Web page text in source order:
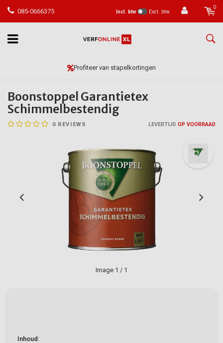
085-0666375 Incl. btw Excl. btw
0
Vóór 23:59 besteld, morgen in huis*
Boonstoppel Garantietex
Schimmelbestendig
0 REVIEWS LEVERTIJD OP VOORRAAD
Image 1 / 1
Inhoud: